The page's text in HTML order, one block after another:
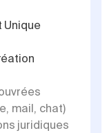
Unique
mail, chat)
juridiques